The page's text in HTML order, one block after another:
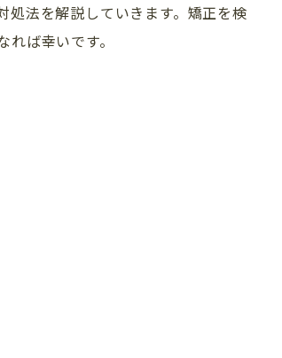
法を解説していきます。 矯正を検
ば幸いです。